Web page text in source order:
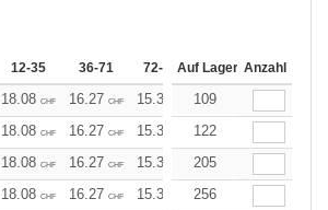
12-35 36-71 72-143 144-287 288 +
Auf Lager Anzahl
18.08 CHF 16.27 CHF 15.37 14.46
109
18.08 CHF 16.27 CHF 15.37 14.46
122
18.08 CHF 16.27 CHF 15.37 14.46
205
18.08 CHF 16.27 CHF 15.37 14.46
256